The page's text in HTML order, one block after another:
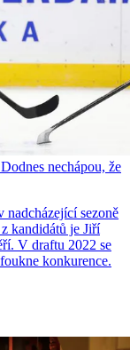
nechápou, že
sezoně
kandidátů je Jiří
V draftu 2022 se
konkurence.